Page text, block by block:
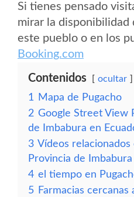
Si tienes pensado
mirar la disponibilidad
este pueblo o en los
Booking.com
Contenidos ocultar
1
Mapa de Pugacho
2 Google Street View
de Imbabura en
3 Vídeos relacionados
Provincia de Imbabura
4 el tiempo en
5 Farmacias cercanas